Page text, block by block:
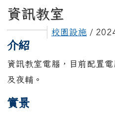
資訊教室
校園設施 /
介紹
資訊教室電腦，目前配置
及夜輔。
實景